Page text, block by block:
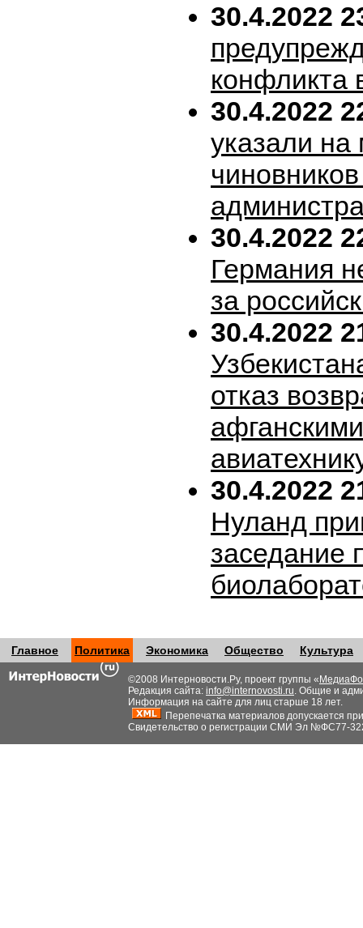
30.4.2022
конфликта
30.4.2022
указали на
30.4.2022
Германия
за
30.4.2022
отказ
30.4.2022
Нуланд
заседание
Главное Политика Экономика Общество Культура
©2008 Интерновости.Ру, проект группы «
Редакция сайта: info@internovosti.ru. Общие и
Информация на сайте для лиц старше 18 лет.
Перепечатка материалов допускается
Свидетельство о регистрации СМИ Эл №ФС77-